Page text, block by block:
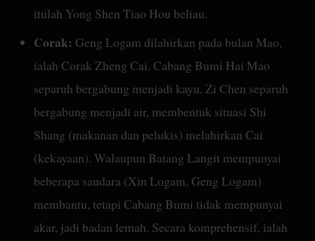
itulah Yong Shen Tiao Hou beliau.
Corak: Geng Logam dilahirkan pada bulan Mao,
ialah Corak Zheng Cai. Cabang Bumi Hai Mao
separuh bergabung menjadi kayu, Zi Chen separuh
bergabung menjadi air, membentuk situasi Shi
Shang (makanan dan pelukis) melahirkan Cai
(kekayaan). Walaupun Batang Langit mempunyai
beberapa saudara (Xin Logam, Geng Logam)
membantu, tetapi Cabang Bumi tidak mempunyai
akar, jadi badan lemah. Secara komprehensif, ialah